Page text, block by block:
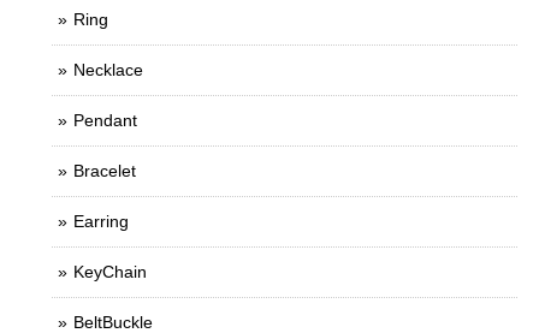
Ring
Necklace
Pendant
Bracelet
Earring
KeyChain
BeltBuckle